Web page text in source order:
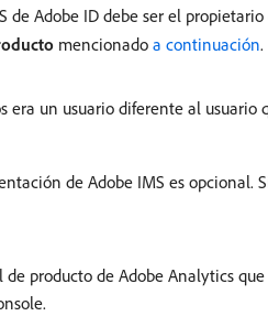
Adobe ID debe ser el
mencionado a continuación.
un usuario diferente al
de Adobe IMS es opcional.
producto de Adobe Analytics